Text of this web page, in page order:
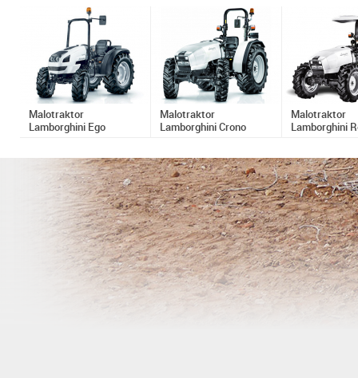
Malotraktor
Lamborghini Ego
Malotraktor
Lamborghini Crono
Malotraktor
Lamborghini